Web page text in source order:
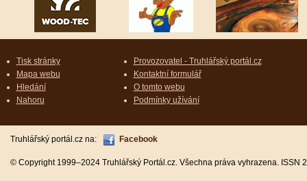
Tisk stránky
Mapa webu
Hledání
Nahoru
Provozovatel - Truhlářský portál.cz
Kontaktní formulář
O tomto webu
Podmínky užívání
Truhlářský portál.cz na: Facebook
© Copyright 1999–2024 Truhlářský Portál.cz. Všechna práva vyhrazena.